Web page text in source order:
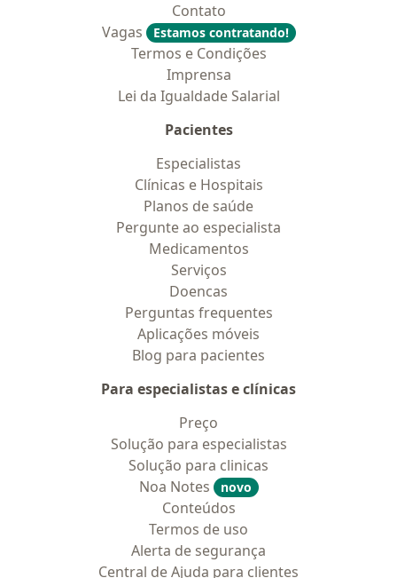
Contato
Vagas
Estamos contratando!
Termos e Condições
Imprensa
Lei da Igualdade Salarial
Pacientes
Especialistas
Clínicas e Hospitais
Planos de saúde
Pergunte ao especialista
Medicamentos
Serviços
Doencas
Perguntas frequentes
Aplicações móveis
Blog para pacientes
Para especialistas e clínicas
Preço
Solução para especialistas
Solução para clinicas
Noa Notes
novo
Conteúdos
Termos de uso
Alerta de segurança
Central de Ajuda para clientes